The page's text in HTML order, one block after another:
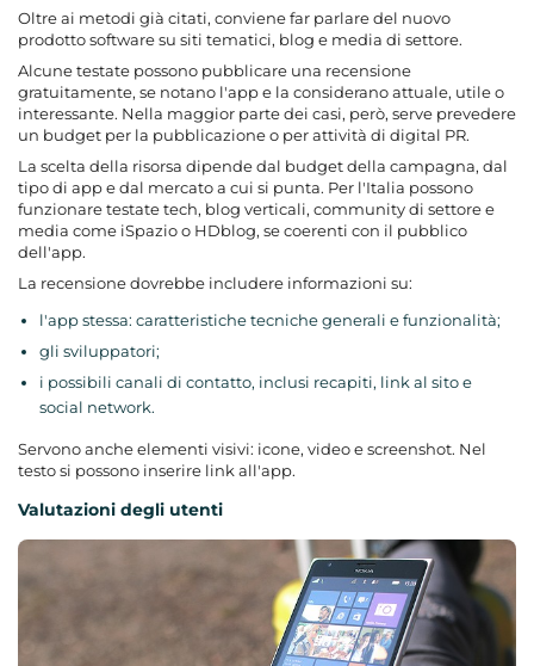
Oltre ai metodi già citati, conviene far parlare del nuovo
prodotto software su siti tematici, blog e media di settore.
Alcune testate possono pubblicare una recensione
gratuitamente, se notano l'app e la considerano attuale, utile o
interessante. Nella maggior parte dei casi, però, serve prevedere
un budget per la pubblicazione o per attività di digital PR.
La scelta della risorsa dipende dal budget della campagna, dal
tipo di app e dal mercato a cui si punta. Per l'Italia possono
funzionare testate tech, blog verticali, community di settore e
media come iSpazio o HDblog, se coerenti con il pubblico
dell'app.
La recensione dovrebbe includere informazioni su:
l'app stessa: caratteristiche tecniche generali e funzionalità;
gli sviluppatori;
i possibili canali di contatto, inclusi recapiti, link al sito e
social network.
Servono anche elementi visivi: icone, video e screenshot. Nel
testo si possono inserire link all'app.
Valutazioni degli utenti